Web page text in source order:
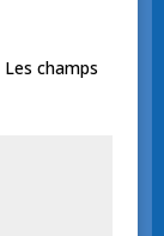
Les champs